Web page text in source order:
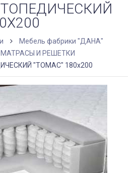
Мебель фабрики "ДАНА"
МАТРАCЫ И РЕШЕТКИ
"ТОМАС" 180x200